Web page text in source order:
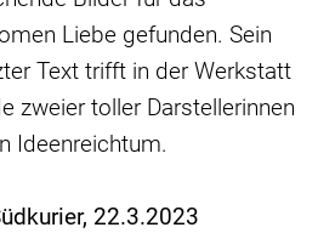
Liebe gefunden. Sein
Text trifft in der Werkstatt
zweier toller Darstellerinnen
Ideenreichtum.
22.3.2023